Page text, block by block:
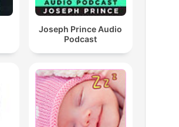
Joseph Prince Audio
Podcast